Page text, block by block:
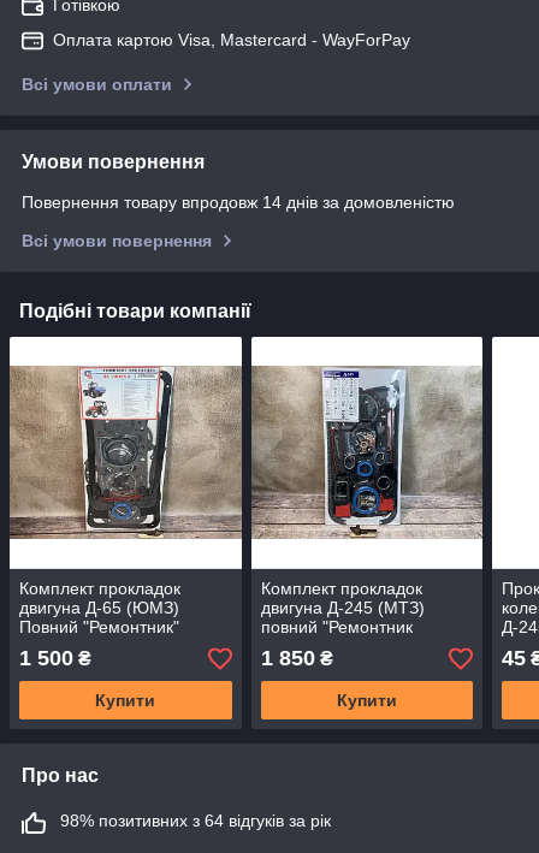
Готівкою
Оплата картою Visa, Mastercard - WayForPay
Всі умови оплати
Умови повернення
Повернення товару впродовж 14 днів за домовленістю
Всі умови повернення
Подібні товари компанії
Комплект прокладок
двигуна Д-65 (ЮМЗ)
Повний "Ремонтник"
1 500 ₴
Купити
Комплект прокладок
двигуна Д-245 (МТЗ)
повний "Ремонтник
PREMIUM"
1 850₴
Купити
Д-
45
Про нас
98% позитивних з 64 відгуків за рік